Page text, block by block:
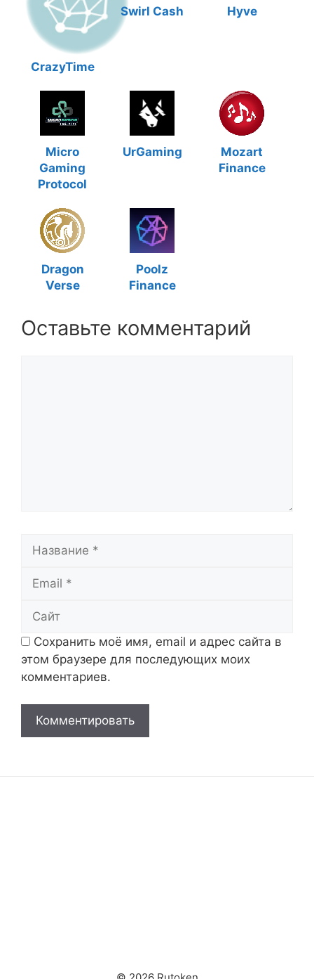
CrazyTime
Swirl Cash Hyve
Micro
Gaming
Protocol
UrGaming
Mozart
Finance
Dragon
Verse
Poolz
Finance
Оставьте комментарий
Название
Email
Сайт
Сохранить моё имя, email и адрес сайта в
этом браузере для последующих моих
комментариев.